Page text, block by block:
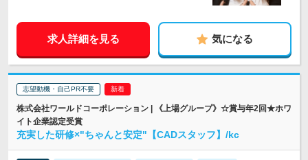
求人詳細を見る 気になる
志望動機・自己PR不要
株式会社ワールドコーポレーション | 《上場グループ》☆賞与年2回★ホワ
イト企業認定受賞
充実した研修×"ちゃんと安定"【CADスタッフ】/kc